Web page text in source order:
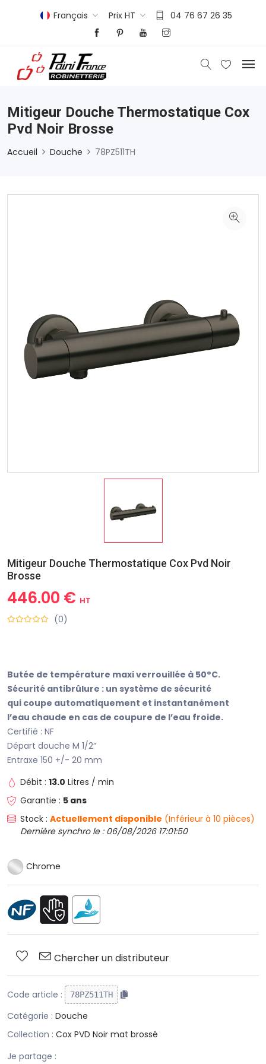
Français Prix HT 04 76 67 26 35
Mitigeur Douche Thermostatique Cox
Pvd Noir Brosse
Accueil Douche 78PZ511TH
Mitigeur Douche Thermostatique Cox Pvd Noir
Brosse
446.00 € HT
(0)
Butée de température maxi verrouillée à 50°C.
Sécurité antibrûlure : un système de sécurité
qui coupe automatiquement et instantanément
l’eau chaude en cas de coupure de l’eau froide.
Certifié : NF
Départ douche M 1/2“
Entraxe 150 +/- 20 mm
Débit : 13.0 Litres / min
Garantie : 5 ans
Stock : Actuellement disponible (Inférieur à 10 pièces)
Dernière synchro le : 06/08/2026 17:01:50
Chrome
Chercher un distributeur
Code article : 78PZ511TH
Catégorie : Douche
Collection : Cox PVD Noir mat brossé
Je partage :